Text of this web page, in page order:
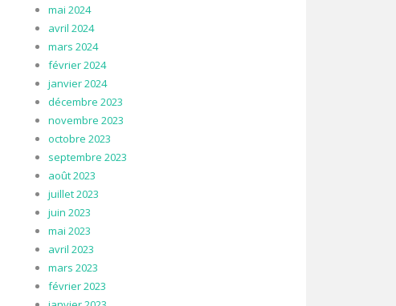
mai 2024
avril 2024
mars 2024
février 2024
janvier 2024
décembre 2023
novembre 2023
octobre 2023
septembre 2023
août 2023
juillet 2023
juin 2023
mai 2023
avril 2023
mars 2023
février 2023